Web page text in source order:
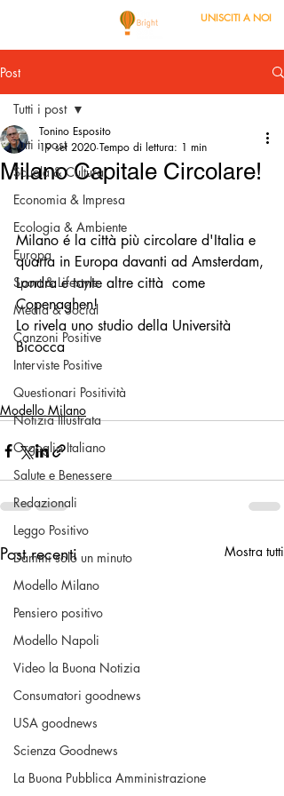
UNISCITI A NOI
Post
Tutti i post
Scuola & Cultura
Economia & Impresa
Ecologia & Ambiente
Europa
Sport & Lifestyle
Media & Social
Canzoni Positive
Interviste Positive
Questionari Positività
Notizia Illustrata
Orgoglio Italiano
Salute e Benessere
Redazionali
Leggo Positivo
Dammi solo un minuto
Modello Milano
Pensiero positivo
Modello Napoli
Video la Buona Notizia
Consumatori goodnews
USA goodnews
Scienza Goodnews
La Buona Pubblica Amministrazione
Tutti i post
Milano Capitale Circolare!
Tonino Esposito
19 set 2020 Tempo di lettura: 1 min
Milano é la città più circolare d'Italia e
quarta in Europa davanti ad Amsterdam,
Londra e tante altre città  come
Copenaghen!
Lo rivela uno studio della Università
Bicocca
Modello Milano
Post recenti Mostra tutti